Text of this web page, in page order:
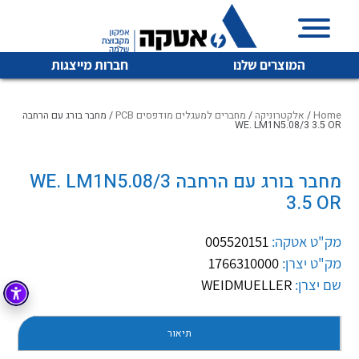
המוצרים שלנו חברות מייצגות
איכות | שרות | זמינות
אטקה בע”מ היא החברה הגדולה והמובילה בישראל בשיווק
מיתוג, בקרה , ואינסטלציה חשמלית ופעילה ב7 תחומים:
חשמל מיתוג ואינסטלציה חשמלית
קופסאות וארונות לחשמל, בקרה ואלקטרוניקה
לכל מוצרי היצרן לכל מוצרי היצרן
Home
/ אלקטרוניקה / מחברים למעגלים מודפסים PCB / מחבר בורג עם הרחבה
WE. LM1N5.08/3 3.5 OR
מחבר בורג עם הרחבה WE. LM1N5.08/3
3.5 OR
מק"ט אטקה: 005520151
מק"ט יצרן: 1766310000
שם יצרן: WEIDMUELLER
תיאור